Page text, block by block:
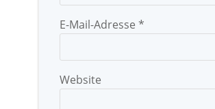
E-Mail-Adresse *
Website